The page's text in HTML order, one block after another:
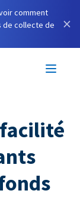
comment
de collecte de
×